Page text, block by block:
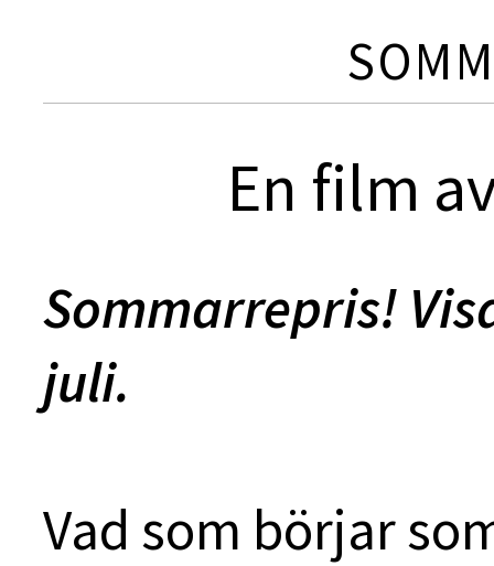
En film
Sommarrepris!
juli.
Vad som börjar